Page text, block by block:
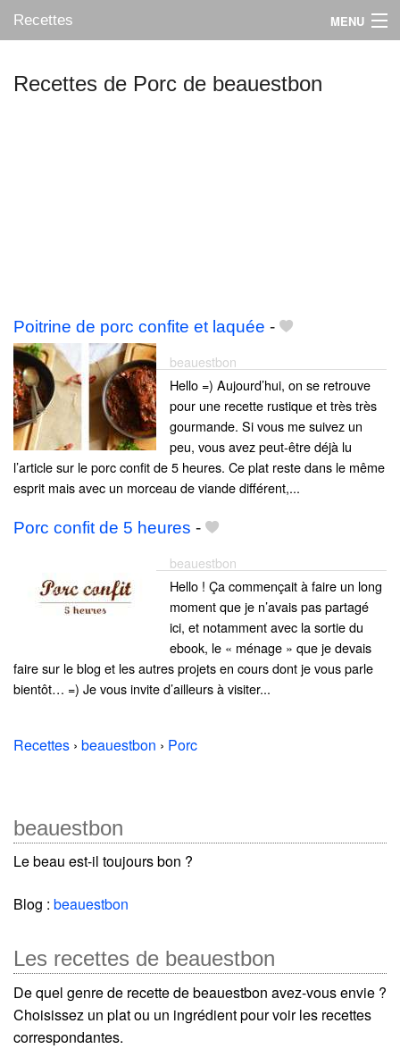
Recettes MENU
Recettes de Porc de beauestbon
Poitrine de porc confite et laquée -
beauestbon
Hello =) Aujourd’hui, on se retrouve
pour une recette rustique et très très
gourmande. Si vous me suivez un
peu, vous avez peut-être déjà lu
l’article sur le porc confit de 5 heures. Ce plat reste dans le même
esprit mais avec un morceau de viande différent,...
Porc confit de 5 heures -
beauestbon
Hello ! Ça commençait à faire un long
moment que je n’avais pas partagé
ici, et notamment avec la sortie du
ebook, le « ménage » que je devais
faire sur le blog et les autres projets en cours dont je vous parle
bientôt… =) Je vous invite d’ailleurs à visiter...
Recettes › beauestbon › Porc
beauestbon
Le beau est-il toujours bon ?
Blog : beauestbon
Les recettes de beauestbon
De quel genre de recette de beauestbon avez-vous envie ?
Choisissez un plat ou un ingrédient pour voir les recettes
correspondantes.